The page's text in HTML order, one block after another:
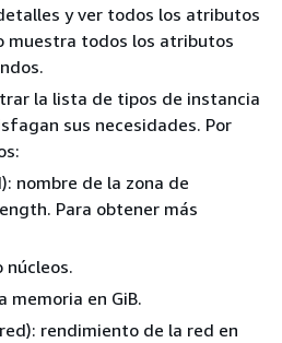
y ver todos los atributos
muestra todos los atributos
la lista de tipos de instancia
sus necesidades. Por
nombre de la zona de
Para obtener más
núcleos.
memoria en GiB.
rendimiento de la red en